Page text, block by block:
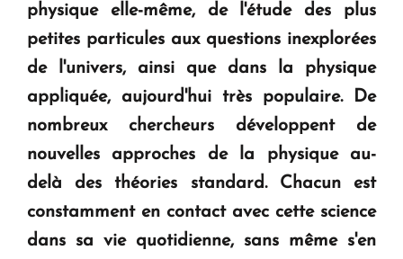
en Arménie
Le premier hôtel Hyatt Regency d'Arménie
ouvrira ses portes à Dilijan
physique elle-même, de l'étude des plus
petites particules aux questions inexplorées
de l'univers, ainsi que dans la physique
appliquée, aujourd'hui très populaire.
De
nombreux chercheurs développent de
nouvelles approches de la physique au-
delà des théories standard. Chacun est
constamment en contact avec cette science
dans sa vie quotidienne, sans même s'en